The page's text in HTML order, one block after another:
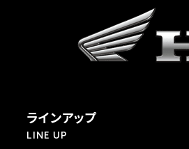
ラインアップ
LINE UP